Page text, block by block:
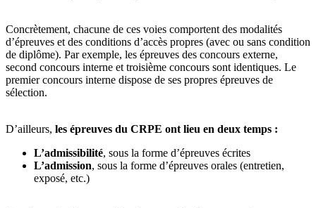
Concrètement, chacune de ces voies comportent des modalités
d’épreuves et des conditions d’accès propres (avec ou sans condition
de diplôme). Par exemple, les épreuves des concours externe,
second concours interne et troisième concours sont identiques. Le
premier concours interne dispose de ses propres épreuves de
sélection.
D’ailleurs, les épreuves du CRPE ont lieu en deux temps :
L’admissibilité, sous la forme d’épreuves écrites
L’admission, sous la forme d’épreuves orales (entretien,
exposé, etc.)